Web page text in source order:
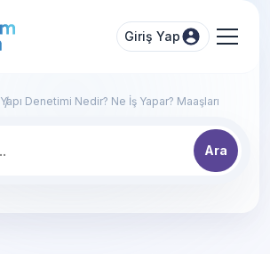
Giriş Yap
Yapı Denetimi Nedir? Ne İş Yapar? Maaşları
Ara